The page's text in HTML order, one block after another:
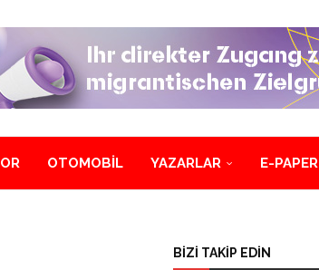
OTOMOBİL YAZARLAR E-PAPER
BİZİ TAKİP EDİN